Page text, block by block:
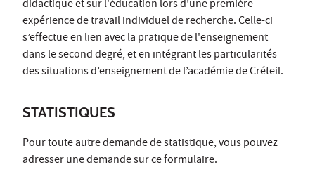
didactique et sur l'éducation lors d’une première
expérience de travail individuel de recherche. Celle-ci
s’effectue en lien avec la pratique de l'enseignement
dans le second degré, et en intégrant les particularités
des situations d’enseignement de l’académie de Créteil.
STATISTIQUES
Pour toute autre demande de statistique, vous pouvez
adresser une demande surce formulaire.